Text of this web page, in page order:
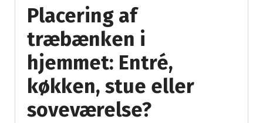
Placering af
træbænken i
hjemmet: Entré,
køkken, stue eller
soveværelse?